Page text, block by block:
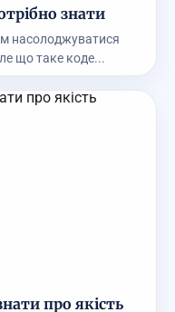
знати
насолоджуватися
що таке коде...
про якість